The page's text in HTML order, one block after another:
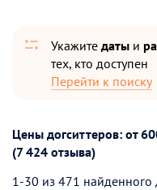
Укажите даты и
тех, кто доступен
Перейти к поиску
Цены догситтеров: от
(7 424 отзыва)
1-30 из 471 найденного